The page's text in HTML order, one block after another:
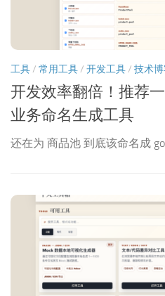
工具/ 常用工具/ 开发工具/ 技术博
开发效率翻倍！推荐
业务命名生成工具
还在为 商品池 到底该命名成